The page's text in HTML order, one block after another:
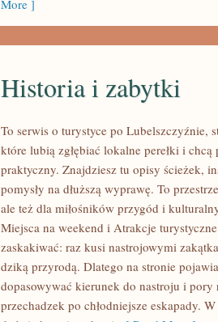
More ]
Historia i zabytki
To serwis o turystyce po Lubelszczyźnie,
które lubią zgłębiać lokalne perełki i
praktyczny. Znajdziesz tu opisy ścieżek,
pomysły na dłuższą wyprawę. To
ale też dla miłośników przygód i
Miejsca na weekend i Atrakcje
zaskakiwać: raz kusi nastrojowymi
dziką przyrodą. Dlatego na stronie
dopasowywać kierunek do nastroju i pory
przechadzek po chłodniejsze eskapady.